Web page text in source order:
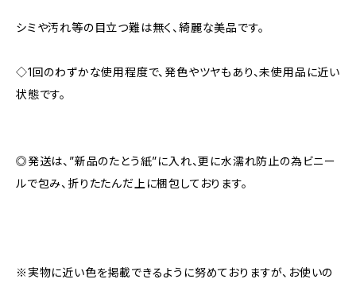
シミや汚れ等の目立つ難は無く、綺麗な美品です。
◇1回のわずかな使用程度で、発色やツヤもあり、未使用品に近い
状態です。
◎発送は、”新品のたとう紙”に入れ、更に水濡れ防止の為ビニー
ルで包み、折りたたんだ上に梱包しております。
※実物に近い色を掲載できるように努めておりますが、お使いの